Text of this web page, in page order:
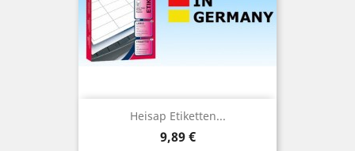
Heisap Etiketten...
Preis
9,89 €